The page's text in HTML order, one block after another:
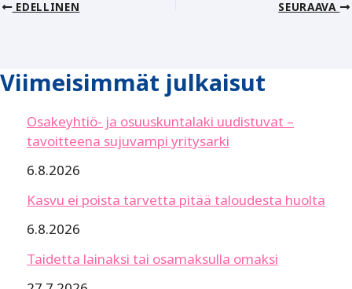
EDELLINEN SEURAAVA
Viimeisimmät julkaisut
Osakeyhtiö- ja osuuskuntalaki uudistuvat –
tavoitteena sujuvampi yritysarki
6.8.2026
Kasvu ei poista tarvetta pitää taloudesta huolta
6.8.2026
Taidetta lainaksi tai osamaksulla omaksi